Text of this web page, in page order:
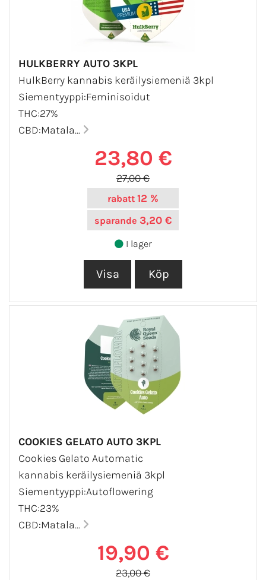
HULKBERRY AUTO 3KPL
HulkBerry kannabis keräilysiemeniä 3kpl
Siementyyppi:Feminisoidut
THC:27%
CBD:Matala...
23,80 €
27,00 €
rabatt 12 %
sparande 3,20 €
I lager
COOKIES GELATO AUTO 3KPL
Cookies Gelato Automatic
kannabis keräilysiemeniä 3kpl
Siementyyppi:Autoflowering
THC:23%
CBD:Matala...
19,90 €
23,00 €